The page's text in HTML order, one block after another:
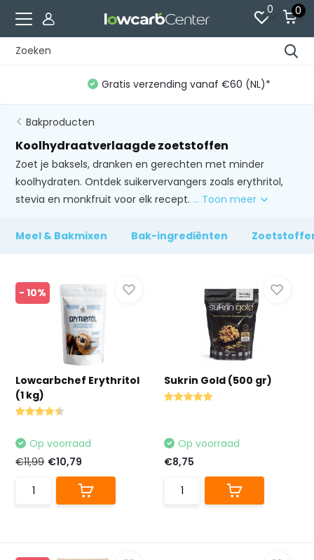
0 0
Gratis verzending vanaf €60 (NL)*
Bakproducten
Koolhydraatverlaagde zoetstoffen
Zoet je baksels, dranken en gerechten met minder
koolhydraten. Ontdek suikervervangers zoals erythritol,
stevia en monkfruit voor elk recept. ... Toon meer
Meel & Bakmixen Bak-ingrediënten
- 10%
Lowcarbchef Erythritol
(1 kg)
Op voorraad
€11,99 €10,79
Sukrin Gold (500 gr)
Op voorraad
€8,75